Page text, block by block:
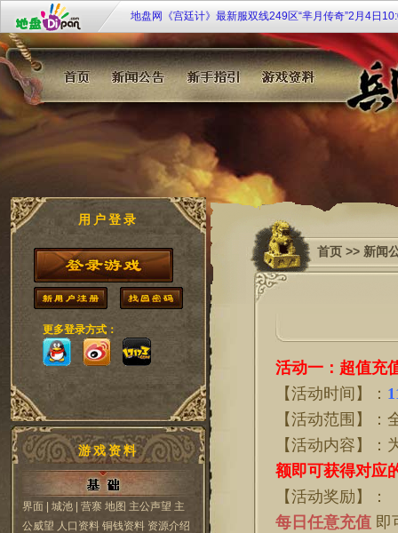
地盘网《宫廷计》最新服双线249区“芈月传奇”2月4日
开启！
《大侠传》特权商店限时开 欢乐扭蛋扭扭乐
《108将》群侠济世 聚义梁山
九凤临朝《凤凰决》双线51服7月20日10时倾世开启！
《唐宫梦》双线35服[凤鸣笙箫] 2月28日11：00华丽开
地盘网《兵临城下2》新服 sg·57【六出祁山】9月25日
戈待战
用户登录
更多登录方式：
游戏资料
界面 | 城池 | 营寨 地图 主公声望 主
公威望 人口资料 铜钱资料 资源介绍
首页 >> 新闻
活动一：超值充
【活动时间】：
【活动范围】：
【活动内容】
额即可获得对应
【活动奖励】：
每日任意充值 即